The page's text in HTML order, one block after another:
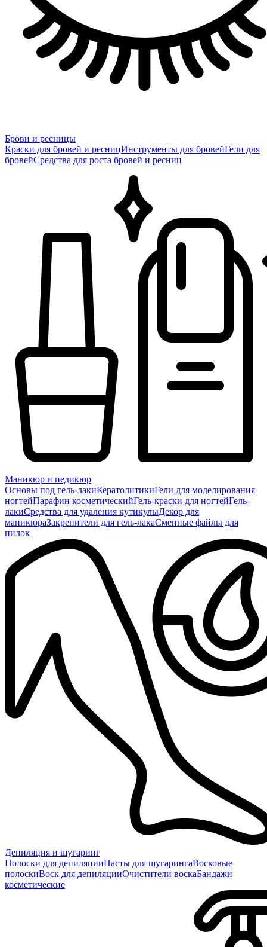
Брови и ресницы
Краски для бровей и ресницИнструменты для бровейГели для
бровейСредства для роста бровей и ресниц
Маникюр и педикюр
Основы под гель-лакиКератолитикиГели для моделирования
ногтейПарафин косметическийГель-краски для ногтейГель-
лакиСредства для удаления кутикулыДекор для
маникюраЗакрепители для гель-лакаСменные файлы для
пилок
Депиляция и шугаринг
Полоски для депиляцииПасты для шугарингаВосковые
полоскиВоск для депиляцииОчистители воскаБандажи
косметические